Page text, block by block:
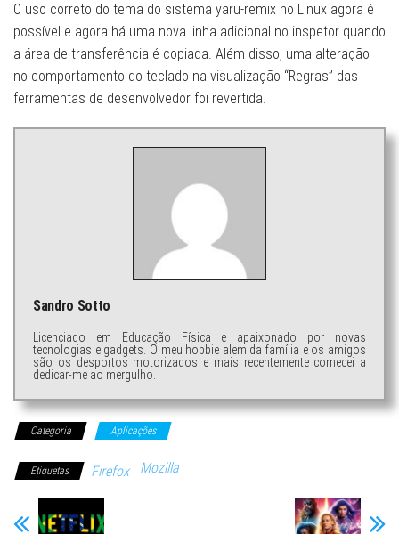
O uso correto do tema do sistema yaru-remix no Linux agora é
possível e agora há uma nova linha adicional no inspetor quando
a área de transferência é copiada. Além disso, uma alteração
no comportamento do teclado na visualização “Regras” das
ferramentas de desenvolvedor foi revertida.
Sandro Sotto
Licenciado em Educação Física e apaixonado por novas
tecnologias e gadgets. O meu hobbie alem da família e os amigos
são os desportos motorizados e mais recentemente comecei a
dedicar-me ao mergulho.
Categoria Aplicações
Etiquetas Firefox Mozilla